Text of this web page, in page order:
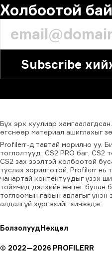
Холбоотой
Subscribe
Бүх эрх хуулиар хамгаалагдсан.
өгснөөр материал ашиглахыг
Profilerr-д тавтай морилно уу.
тоглолтууд, CS2 PRO баг, CS2
CS2 зах зээлтэй холбоотой
туслах зорилготой. Profilerr нь
чанартай контентуудыг үзэх
тоймчид дэлхийн өнцөг булан
тоглоомын гарын авлагыг
алдалгүй хүргэхийг хичээдэг.
БолзолуудНөхцөл
© 2022—2026 PROFILERR